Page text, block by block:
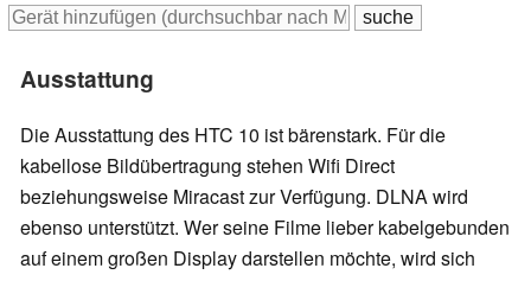
Ausstattung
Die Ausstattung des HTC 10 ist bärenstark. Für die
kabellose Bildübertragung stehen Wifi Direct
beziehungsweise Miracast zur Verfügung. DLNA wird
ebenso unterstützt. Wer seine Filme lieber kabelgebunden
auf einem großen Display darstellen möchte, wird sich